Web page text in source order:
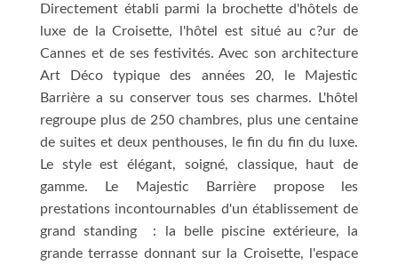
Directement établi parmi la brochette d'hôtels de
luxe de la Croisette, l'hôtel est situé au c?ur de
Cannes et de ses festivités. Avec son architecture
Art Déco typique des années 20, le Majestic
Barrière a su conserver tous ses charmes. L'hôtel
regroupe plus de 250 chambres, plus une centaine
de suites et deux penthouses, le fin du fin du luxe.
Le style est élégant, soigné, classique, haut de
gamme. Le Majestic Barrière propose les
prestations incontournables d'un établissement de
grand standing : la belle piscine extérieure, la
grande terrasse donnant sur la Croisette, l'espace